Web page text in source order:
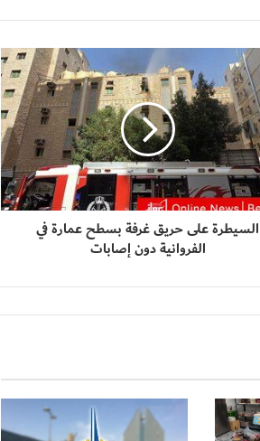
السيطرة على حريق غرفة بسطح عمارة في
الفروانية دون إصابات